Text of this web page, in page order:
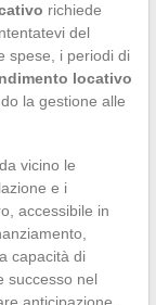
richiede
del
spese, i periodi di
locativo
la gestione alle
vicino le
e i
accessibile in
capacità di
successo nel